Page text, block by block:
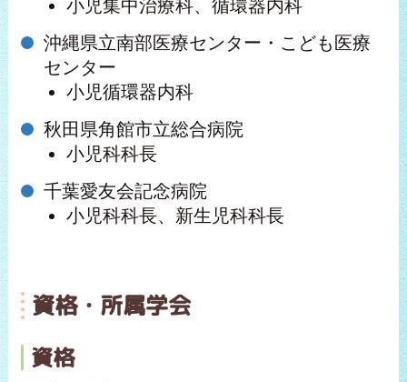
小児集中治療科、循環器内科
沖縄県立南部医療センター・こども医療
センター
小児循環器内科
秋田県角館市立総合病院
小児科科長
千葉愛友会記念病院
小児科科長、新生児科科長
資格・所属学会
資格